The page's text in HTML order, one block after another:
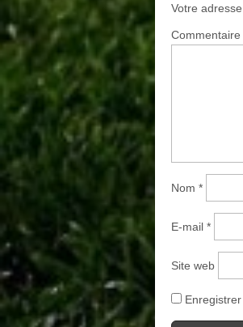
Votre
Commentaire
Nom *
E-mail *
Site web